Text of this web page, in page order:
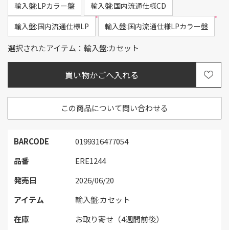
BARCODE
0199316477054
品番
ERE1244
発売日
2026/06/20
アイテム
輸入盤:カセット
在庫
お取り寄せ（4週間前後）
輸入盤:LPカラー盤
輸入盤:国内流通仕様CD
輸入盤:国内流通仕様LP
輸入盤:国内流通仕様LPカラー盤
選択されたアイテム：輸入盤:カセット
この商品について問い合わせる